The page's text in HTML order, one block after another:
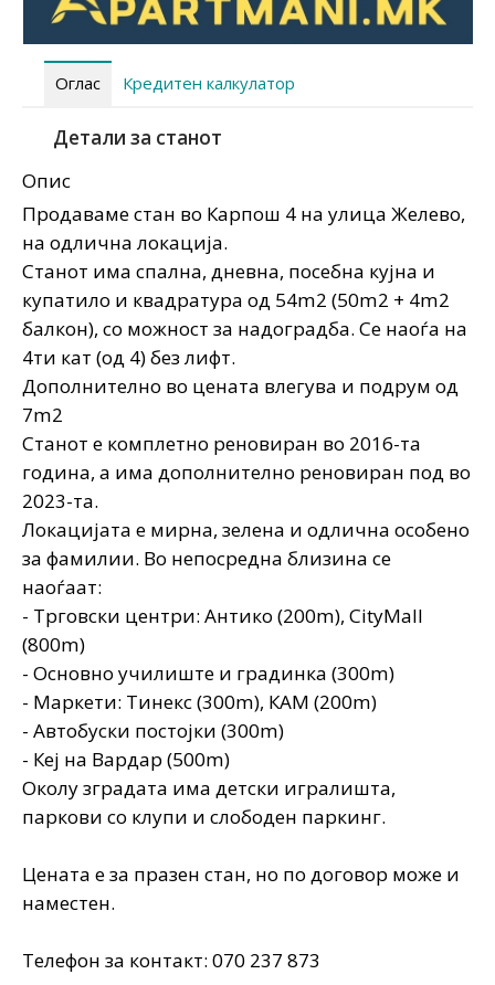
Оглас Кредитен калкулатор
Детали за станот
Опис
Продаваме стан во Карпош 4 на улица Желево,
на одлична локација.
Станот има спална, дневна, посебна кујна и
купатило и квадратура од 54m2 (50m2 + 4m2
балкон), со можност за надоградба. Се наоѓа на
4ти кат (од 4) без лифт.
Дополнително во цената влегува и подрум од
7m2
Станот е комплетно реновиран во 2016-та
година, а има дополнително реновиран под во
2023-та.
Локацијата е мирна, зелена и одлична особено
за фамилии. Во непосредна близина се
наоѓаат:
- Трговски центри: Антико (200m), CityMall
(800m)
- Основно училиште и градинка (300m)
- Маркети: Тинекс (300m), КАМ (200m)
- Автобуски постојки (300m)
- Кеј на Вардар (500m)
Околу зградата има детски игралишта,
паркови со клупи и слободен паркинг.
Цената е за празен стан, но по договор може и
наместен.
Телефон за контакт: 070 237 873